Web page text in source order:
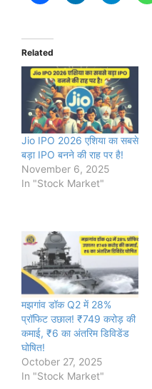
Related
Jio IPO 2026 एशिया का सबसे
बड़ा IPO बनने की राह पर है!
November 6, 2025
In "Stock Market"
मझगांव डॉक Q2 में 28%
प्रॉफिट उछाल! ₹749 करोड़ की
कमाई, ₹6 का अंतरिम डिविडेंड
घोषित!
October 27, 2025
In "Stock Market"